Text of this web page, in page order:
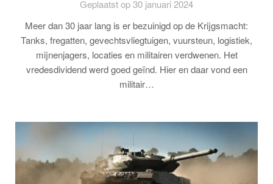
Geplaatst op 30 januari 2024
Meer dan 30 jaar lang is er bezuinigd op de Krijgsmacht:
Tanks, fregatten, gevechtsvliegtuigen, vuursteun, logistiek,
mijnenjagers, locaties en militairen verdwenen. Het
vredesdividend werd goed geïnd. Hier en daar vond een
militair…